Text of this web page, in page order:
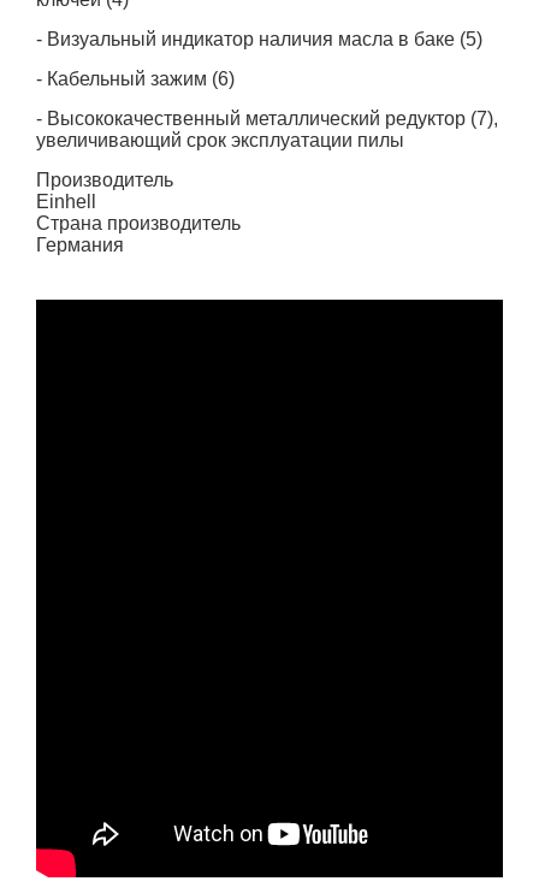
- Визуальный индикатор наличия масла в баке (5)
- Кабельный зажим (6)
- Высококачественный металлический редуктор (7),
увеличивающий срок эксплуатации пилы
Производитель
Einhell
Страна производитель
Германия